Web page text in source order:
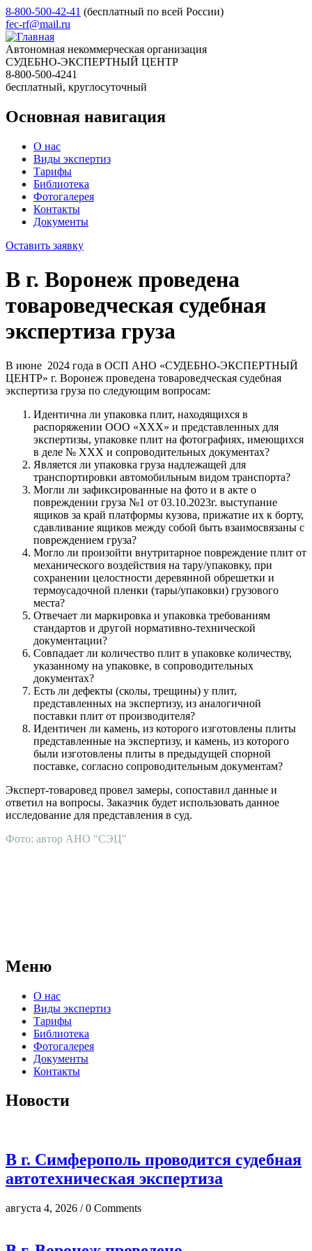
8-800-500-42-41 (бесплатный по всей России)
fec-rf@mail.ru
Автономная некоммерческая организация
СУДЕБНО-ЭКСПЕРТНЫЙ ЦЕНТР
8-800-500-4241
бесплатный, круглосуточный
Основная навигация
О нас
Виды экспертиз
Тарифы
Библиотека
Фотогалерея
Контакты
Документы
Оставить заявку
В г. Воронеж проведена
товароведческая судебная
экспертиза груза
В июне 2024 года в ОСП АНО «СУДЕБНО-ЭКСПЕРТНЫЙ
ЦЕНТР» г. Воронеж проведена товароведческая судебная
экспертиза груза по следующим вопросам:
Идентична ли упаковка плит, находящихся в
распоряжении ООО «ХХХ» и представленных для
экспертизы, упаковке плит на фотографиях, имеющихся
в деле № ХХХ и сопроводительных документах?
Является ли упаковка груза надлежащей для
транспортировки автомобильным видом транспорта?
Могли ли зафиксированные на фото и в акте о
повреждении груза №1 от 03.10.2023г. выступание
ящиков за край платформы кузова, прижатие их к борту,
сдавливание ящиков между собой быть взаимосвязаны с
повреждением груза?
Могло ли произойти внутритарное повреждение плит от
механического воздействия на тару/упаковку, при
сохранении целостности деревянной обрешетки и
термоусадочной пленки (тары/упаковки) грузового
места?
Отвечает ли маркировка и упаковка требованиям
стандартов и другой нормативно-технической
документации?
Совпадает ли количество плит в упаковке количеству,
указанному на упаковке, в сопроводительных
документах?
Есть ли дефекты (сколы, трещины) у плит,
представленных на экспертизу, из аналогичной
поставки плит от производителя?
Идентичен ли камень, из которого изготовлены плиты
представленные на экспертизу, и камень, из которого
были изготовлены плиты в предыдущей спорной
поставке, согласно сопроводительным документам?
Эксперт-товаровед провел замеры, сопоставил данные и
ответил на вопросы. Заказчик будет использовать данное
исследование для представления в суд.
Фото: автор АНО "СЭЦ"
Меню
О нас
Виды экспертиз
Тарифы
Библиотека
Фотогалерея
Документы
Контакты
Новости
В г. Симферополь проводится судебная
автотехническая экспертиза
августа 4, 2026 / 0 Comments